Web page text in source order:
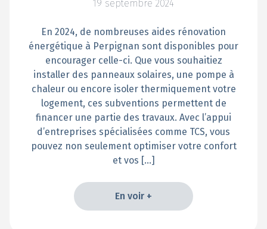
19 septembre 2024
En 2024, de nombreuses aides rénovation
énergétique à Perpignan sont disponibles pour
encourager celle-ci. Que vous souhaitiez
installer des panneaux solaires, une pompe à
chaleur ou encore isoler thermiquement votre
logement, ces subventions permettent de
financer une partie des travaux. Avec l’appui
d’entreprises spécialisées comme TCS, vous
pouvez non seulement optimiser votre confort
et vos […]
En voir +